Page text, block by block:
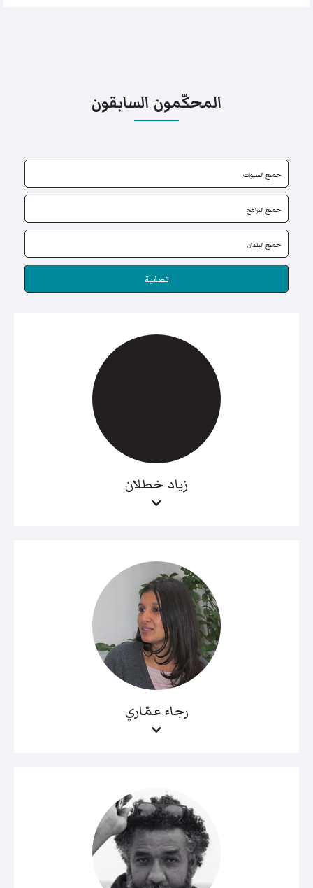
المحكّمون السابقون
تصفية
زياد خطلان
رجاء عمّاري